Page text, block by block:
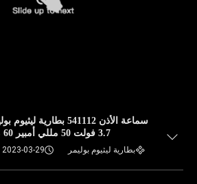
3.7 فولت 50 مللي أمبير 60 مللي أمبير 70 مللي أمبير
بطارية ليثيوم بوليمر 2023-03-29